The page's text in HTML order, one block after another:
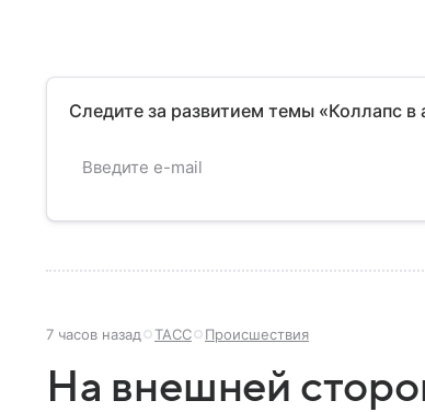
Следите за развитием темы «Коллапс в
7 часов назад ТАСС Происшествия
На внешней